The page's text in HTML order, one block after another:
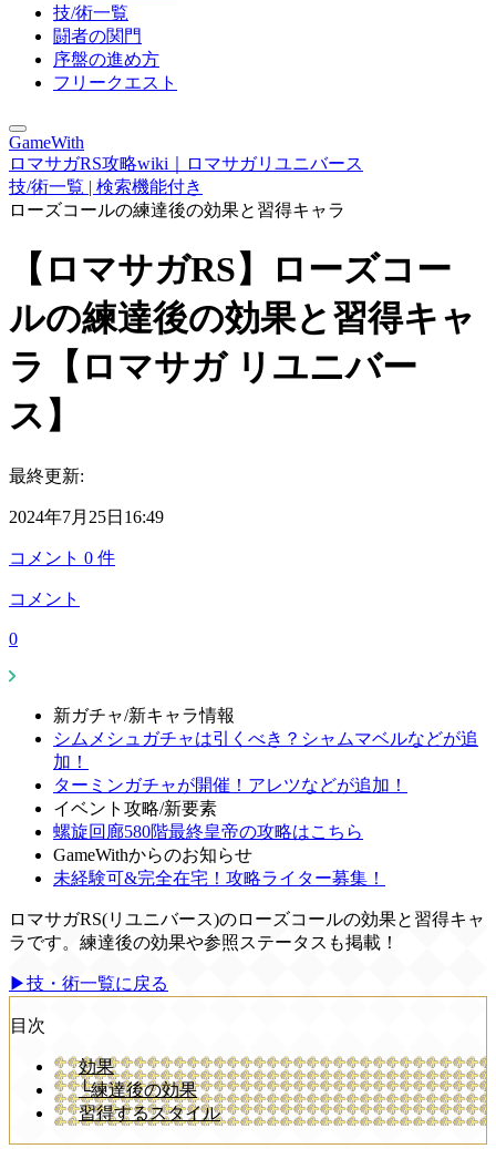
技/術一覧
闘者の関門
序盤の進め方
フリークエスト
GameWith
ロマサガRS攻略wiki｜ロマサガリユニバース
技/術一覧 | 検索機能付き
ローズコールの練達後の効果と習得キャラ
【ロマサガRS】ローズコー
ルの練達後の効果と習得キャ
ラ【ロマサガ リユニバー
ス】
最終更新:
2024年7月25日16:49
コメント 0 件
コメント
0
新ガチャ/新キャラ情報
シムメシュガチャは引くべき？シャムマベルなどが追
加！
ターミンガチャが開催！アレツなどが追加！
イベント攻略/新要素
螺旋回廊580階最終皇帝の攻略はこちら
GameWithからのお知らせ
未経験可&完全在宅！攻略ライター募集！
ロマサガRS(リユニバース)のローズコールの効果と習得キャ
ラです。練達後の効果や参照ステータスも掲載！
▶技・術一覧に戻る
目次
効果
└練達後の効果
習得するスタイル